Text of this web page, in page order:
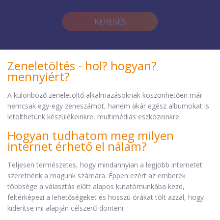
KERESÉS
Zeneletöltés - hol? hogyan?
mennyiért?
A különböző zeneletöltő alkalmazásoknak köszönhetően már
nemcsak egy-egy zeneszámot, hanem akár egész albumokat is
letölthetünk készülékeinkre, multimédiás eszközeinkre.
Hogyan tudhatom meg milyen
internet érhető el nálam?
Teljesen természetes, hogy mindannyian a legjobb internetet
szeretnénk a magunk számára. Éppen ezért az emberek
többsége a választás előtt alapos kutatómunkába kezd,
feltérképezi a lehetőségeket és hosszú órákat tölt azzal, hogy
kiderítse mi alapján célszerű dönteni.